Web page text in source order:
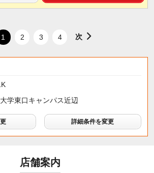
1 2 3 4 次
学東口キャンパス近辺
詳細条件を変更
店舗案内